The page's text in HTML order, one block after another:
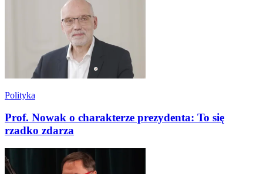
Polityka
Prof. Nowak o charakterze prezydenta: To się
rzadko zdarza